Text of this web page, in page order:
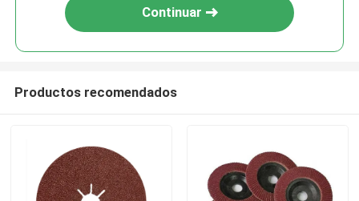
Continuar
Productos recomendados